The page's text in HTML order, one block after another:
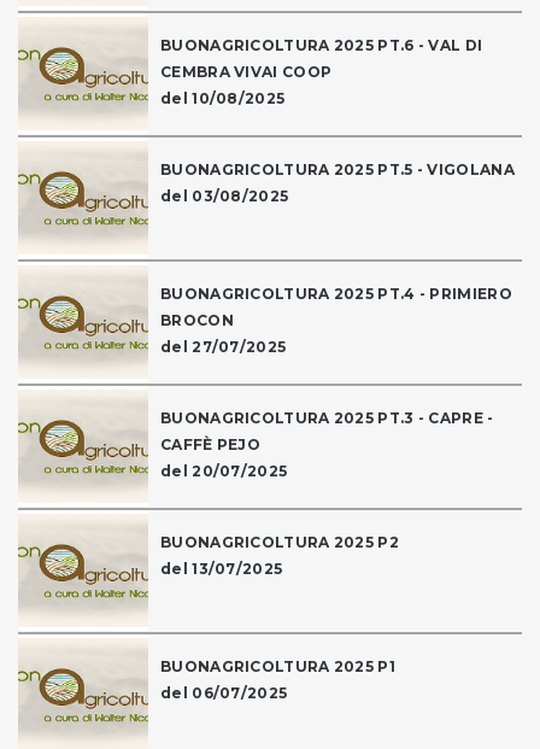
BUONAGRICOLTURA 2025 PT.6 - VAL DI
CEMBRA VIVAI COOP
del 10/08/2025
BUONAGRICOLTURA 2025 PT.5 - VIGOLANA
del 03/08/2025
BUONAGRICOLTURA 2025 PT.4 - PRIMIERO
BROCON
del 27/07/2025
BUONAGRICOLTURA 2025 PT.3 - CAPRE -
CAFFÈ PEJO
del 20/07/2025
BUONAGRICOLTURA 2025 P2
del 13/07/2025
BUONAGRICOLTURA 2025 P1
del 06/07/2025